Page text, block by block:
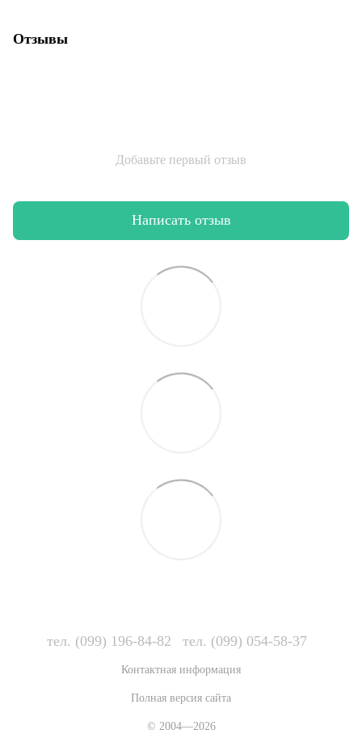
Отзывы
Добавьте первый отзыв
Написать отзыв
тел. (099) 196-84-82 тел. (099) 054-58-37
Контактная информация
Полная версия сайта
© 2004—2026